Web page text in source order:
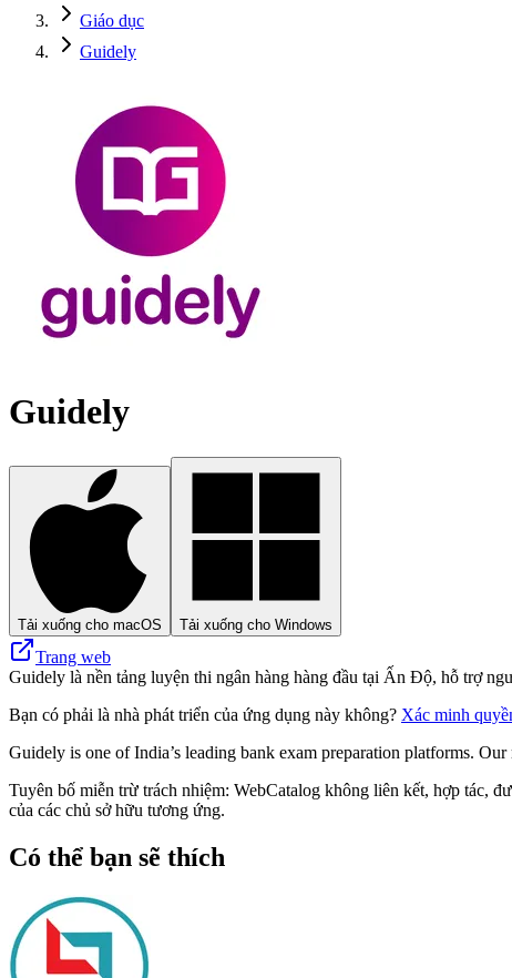
Giáo dục
Guidely
Guidely
Tải xuống cho macOS Tải xuống cho Windows
Trang web
Guidely là nền tảng luyện thi ngân hàng hàng đầu tại Ấn Độ, hỗ trợ
Bạn có phải là nhà phát triển của ứng dụng này không? Xác minh
Guidely is one of India’s leading bank exam preparation platforms.
Tuyên bố miễn trừ trách nhiệm: WebCatalog không liên kết, hợp tác,
của các chủ sở hữu tương ứng.
Có thể bạn sẽ thích